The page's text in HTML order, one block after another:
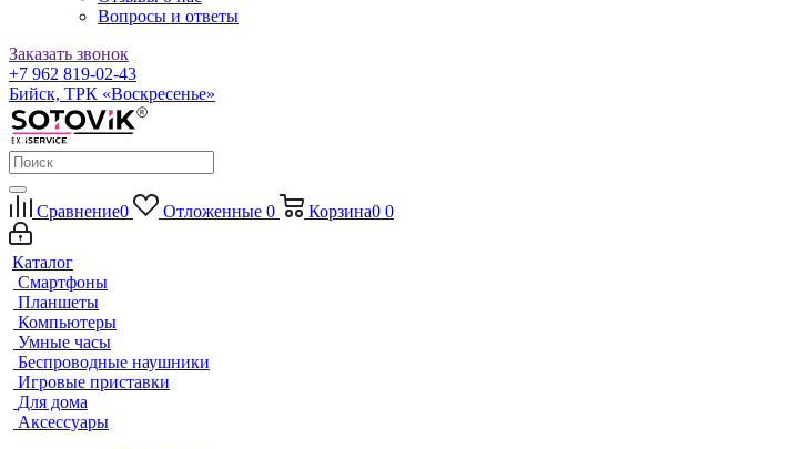
Вопросы и ответы
Заказать звонок
+7 962 819-02-43
Бийск, ТРК «Воскресенье»
Сравнение0 Отложенные 0 Корзина0 0
Каталог
Смартфоны
Планшеты
Компьютеры
Умные часы
Беспроводные наушники
Игровые приставки
Для дома
Аксессуары